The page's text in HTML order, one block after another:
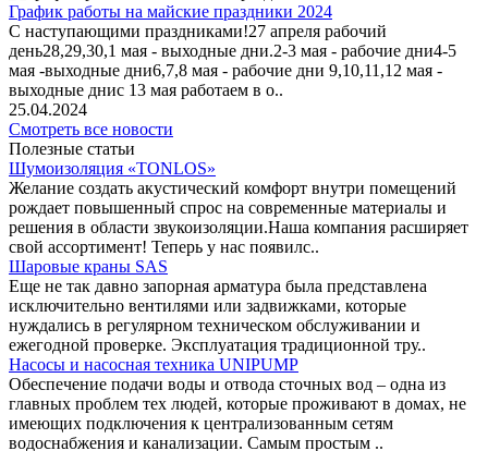
График работы на майские праздники 2024
С наступающими праздниками!27 апреля рабочий
день28,29,30,1 мая - выходные дни.2-3 мая - рабочие дни4-5
мая -выходные дни6,7,8 мая - рабочие дни 9,10,11,12 мая -
выходные днис 13 мая работаем в о..
25.04.2024
Смотреть все новости
Полезные статьи
Шумоизоляция «TONLOS»
Желание создать акустический комфорт внутри помещений
рождает повышенный спрос на современные материалы и
решения в области звукоизоляции.Наша компания расширяет
свой ассортимент! Теперь у нас появилс..
Шаровые краны SAS
Еще не так давно запорная арматура была представлена
исключительно вентилями или задвижками, которые
нуждались в регулярном техническом обслуживании и
ежегодной проверке. Эксплуатация традиционной тру..
Насосы и насосная техника UNIPUMP
Обеспечение подачи воды и отвода сточных вод – одна из
главных проблем тех людей, которые проживают в домах, не
имеющих подключения к централизованным сетям
водоснабжения и канализации. Самым простым ..